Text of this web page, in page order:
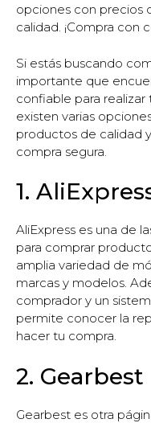
opciones con precios
calidad. ¡Compra con
Si estás buscando
importante que
confiable para
existen varias
productos de calidad
compra segura.
1.
AliExpress es una de
para comprar
amplia variedad de
marcas y modelos.
comprador y un
permite conocer la
hacer tu compra.
2. Gearbest
Gearbest es otra